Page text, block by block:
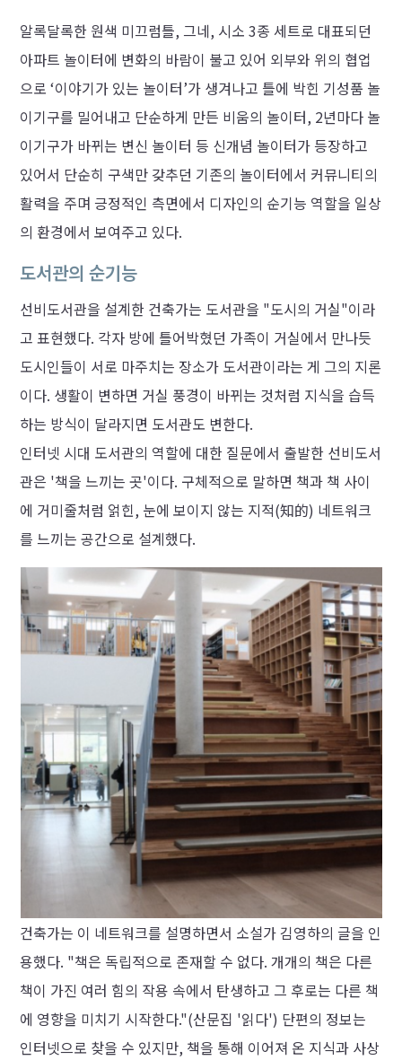
알록달록한 원색 미끄럼틀, 그네, 시소 3종 세트로 대표되던
아파트 놀이터에 변화의 바람이 불고 있어 외부와 위의 협업
으로 ‘이야기가 있는 놀이터’가 생겨나고 틀에 박힌 기성품 놀
이기구를 밀어내고 단순하게 만든 비움의 놀이터, 2년마다 놀
이기구가 바뀌는 변신 놀이터 등 신개념 놀이터가 등장하고
있어서 단순히 구색만 갖추던 기존의 놀이터에서 커뮤니티의
활력을 주며 긍정적인 측면에서 디자인의 순기능 역할을 일상
의 환경에서 보여주고 있다.
도서관의 순기능
선비도서관을 설계한 건축가는 도서관을 "도시의 거실"이라
고 표현했다. 각자 방에 틀어박혔던 가족이 거실에서 만나듯
도시인들이 서로 마주치는 장소가 도서관이라는 게 그의 지론
이다. 생활이 변하면 거실 풍경이 바뀌는 것처럼 지식을 습득
하는 방식이 달라지면 도서관도 변한다.
인터넷 시대 도서관의 역할에 대한 질문에서 출발한 선비도서
관은 '책을 느끼는 곳'이다. 구체적으로 말하면 책과 책 사이
에 거미줄처럼 얽힌, 눈에 보이지 않는 지적(知的) 네트워크
를 느끼는 공간으로 설계했다.
건축가는 이 네트워크를 설명하면서 소설가 김영하의 글을 인
용했다. "책은 독립적으로 존재할 수 없다. 개개의 책은 다른
책이 가진 여러 힘의 작용 속에서 탄생하고 그 후로는 다른 책
에 영향을 미치기 시작한다."(산문집 '읽다') 단편의 정보는
인터넷으로 찾을 수 있지만, 책을 통해 이어져 온 지식과 사상